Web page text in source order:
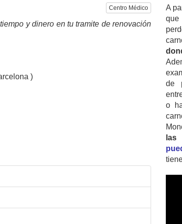
Centro Médico
y dinero en tu tramite de renovación
)
A
de
o
las